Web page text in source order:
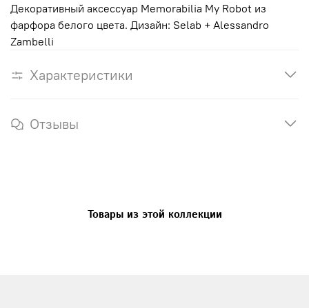
Декоративный аксессуар Memorabilia My Robot из
фарфора белого цвета. Дизайн: Selab + Alessandro
Zambelli
Характеристики
Отзывы
Товары из этой коллекции